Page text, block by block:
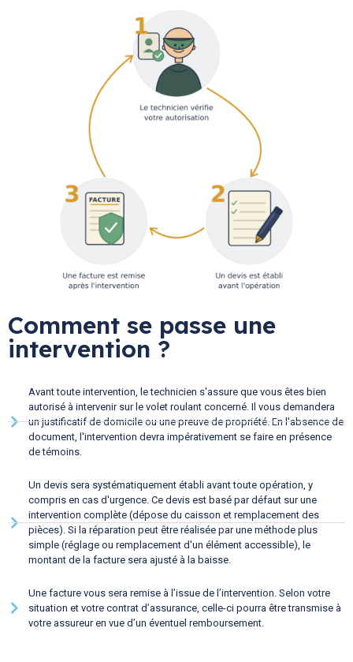
Comment se passe une
intervention ?
Avant toute intervention, le technicien s'assure que vous êtes bien
autorisé à intervenir sur le volet roulant concerné. Il vous demandera
un justificatif de domicile ou une preuve de propriété. En l'absence de
document, l'intervention devra impérativement se faire en présence
de témoins.
Un devis sera systématiquement établi avant toute opération, y
compris en cas d'urgence. Ce devis est basé par défaut sur une
intervention complète (dépose du caisson et remplacement des
pièces). Si la réparation peut être réalisée par une méthode plus
simple (réglage ou remplacement d'un élément accessible), le
montant de la facture sera ajusté à la baisse.
Une facture vous sera remise à l’issue de l’intervention. Selon votre
situation et votre contrat d’assurance, celle-ci pourra être transmise à
votre assureur en vue d’un éventuel remboursement.